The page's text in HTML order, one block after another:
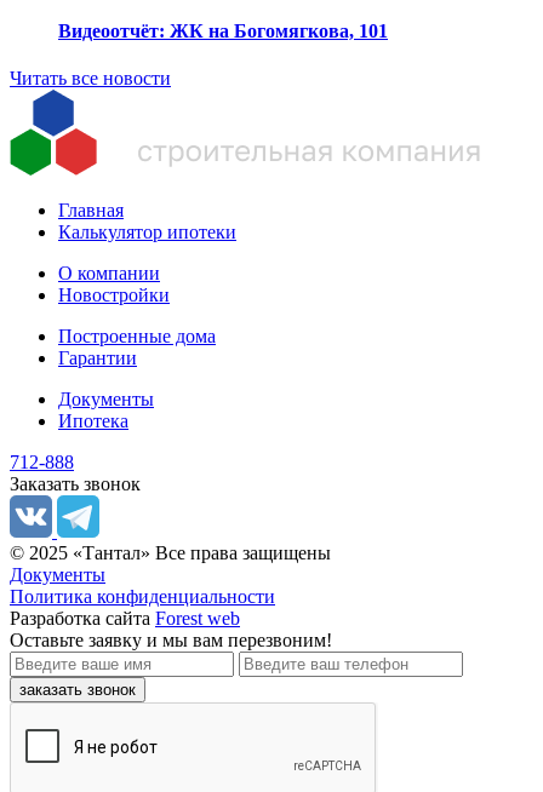
Видеоотчёт: ЖК на Богомягкова, 101
Читать все новости
Главная
Калькулятор ипотеки
О компании
Новостройки
Построенные дома
Гарантии
Документы
Ипотека
712-888
Заказать звонок
© 2025 «Тантал» Все права защищены
Документы
Политика конфиденциальности
Разработка сайта Forest web
Оставьте заявку и мы вам перезвоним!
заказать звонок